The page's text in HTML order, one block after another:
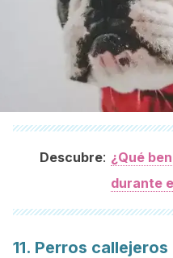
Descubre: ¿Qué
durante
11. Perros